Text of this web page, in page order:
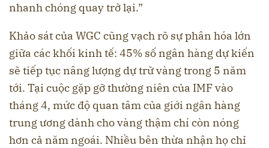
nhanh chóng quay trở lại.”
Khảo sát của WGC cũng vạch rõ sự phân hóa lớn
giữa các khối kinh tế: 45% số ngân hàng dự kiến
sẽ tiếp tục nâng lượng dự trữ vàng trong 5 năm
tới. Tại cuộc gặp gỡ thường niên của IMF vào
tháng 4, mức độ quan tâm của giới ngân hàng
trung ương dành cho vàng thậm chí còn nóng
hơn cả năm ngoái. Nhiều bên thừa nhận họ chỉ